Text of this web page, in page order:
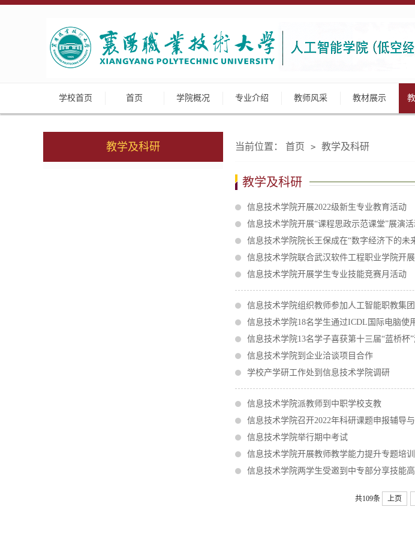
学校首页 首页 学院概况 专业介绍 教师风采 教材展示
教学及科研 当前位置： 首页 > 教学及科研
教学及科研
信息技术学院开展2022级新生专业教育活动
信息技术学院开展“课程思政示范课堂”展演
信息技术学院院长王保成在“数字经济下的
信息技术学院联合武汉软件工程职业学院开
信息技术学院开展学生专业技能竞赛月活动
信息技术学院组织教师参加人工智能职教集团
信息技术学院18名学生通过ICDL国际电脑使
信息技术学院13名学子喜获第十三届“蓝桥杯
信息技术学院到企业洽谈项目合作
学校产学研工作处到信息技术学院调研
信息技术学院派教师到中职学校支教
信息技术学院召开2022年科研课题申报辅导
信息技术学院举行期中考试
信息技术学院开展教师教学能力提升专题培训
信息技术学院两学生受邀到中专部分享技能
共109条 上页